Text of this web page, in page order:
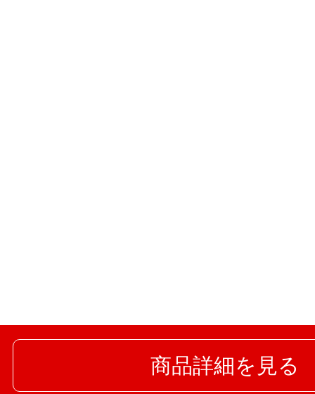
商品詳細を見る